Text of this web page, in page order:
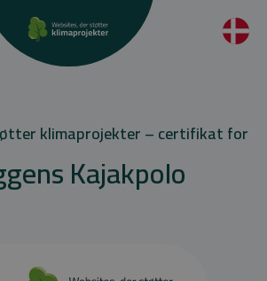
klimaprojekter – certifikat for
Kajakpolo